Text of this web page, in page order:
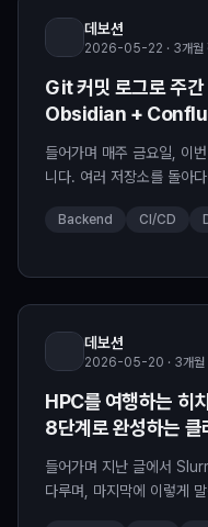
데보션
2026-05-22 · 3개월
Git 커밋 로그로 주
Obsidian +
들어가며 매주 금요일, 이
니다. 여러 저장소를 돌아
소요됩니다...
Backend CI/CD
데보션
2026-05-20 · 3개월
HPC를 여행하는 히
8단계로 완성하는 클
들어가며 지난 글에서
다루며, 마지막에 이렇게